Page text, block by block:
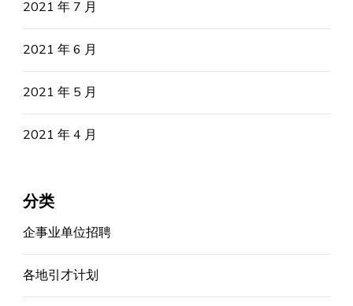
2021 年 7 月
2021 年 6 月
2021 年 5 月
2021 年 4 月
分类
企事业单位招聘
各地引才计划